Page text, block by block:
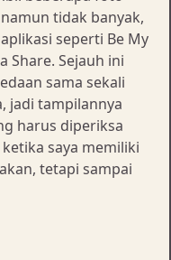
tidak banyak,
seperti Be My
Share. Sejauh ini
sama sekali
jadi tampilannya
harus diperiksa
saya memiliki
tetapi sampai